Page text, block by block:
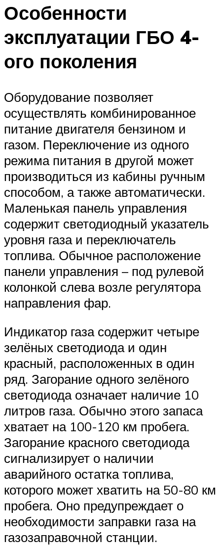
Особенности
эксплуатации ГБО 4-
ого поколения
Оборудование позволяет
осуществлять комбинированное
питание двигателя бензином и
газом. Переключение из одного
режима питания в другой может
производиться из кабины ручным
способом, а также автоматически.
Маленькая панель управления
содержит светодиодный указатель
уровня газа и переключатель
топлива. Обычное расположение
панели управления – под рулевой
колонкой слева возле регулятора
направления фар.
Индикатор газа содержит четыре
зелёных светодиода и один
красный, расположенных в один
ряд. Загорание одного зелёного
светодиода означает наличие 10
литров газа. Обычно этого запаса
хватает на 100-120 км пробега.
Загорание красного светодиода
сигнализирует о наличии
аварийного остатка топлива,
которого может хватить на 50-80 км
пробега. Оно предупреждает о
необходимости заправки газа на
газозаправочной станции.